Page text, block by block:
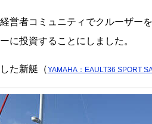
営者コミュニティでクルーザー
に投資することにしました。
た新艇（YAMAHA：EAULT36 SPORT